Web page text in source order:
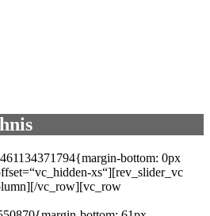
bottom: 0px
xs“][rev_slider_vc
vc_row][vc_row